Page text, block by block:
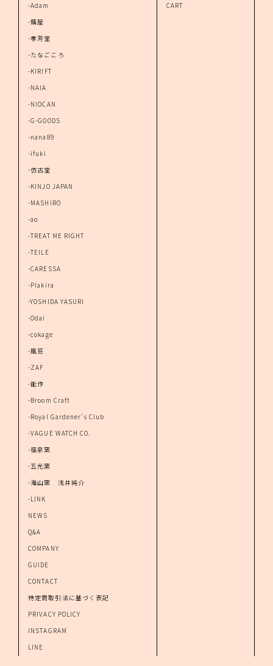
-Adam
-錆屋
-孝芳堂
-たなごころ
-KIRIFT
-NAIA
-NIOCAN
-G-GOODS
-nana89
-ifuki
-仿古堂
-KINJO JAPAN
-MASHIRO
-ao
-TREAT ME RIGHT
-TEILE
-CARESSA
-Plakira
-YOSHIDA YASURI
-Odai
-cokage
-風狂
-ZAF
-能作
-Broom Craft
-Royal Gardener's Club
-VAGUE WATCH CO.
-福泉窯
-五光窯
-海山窯 浅井純介
-LINK
NEWS
Q&A
COMPANY
GUIDE
CONTACT
特定商取引法に基づく表記
PRIVACY POLICY
INSTAGRAM
LINE
CART